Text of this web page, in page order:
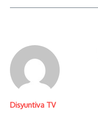
Disyuntiva TV